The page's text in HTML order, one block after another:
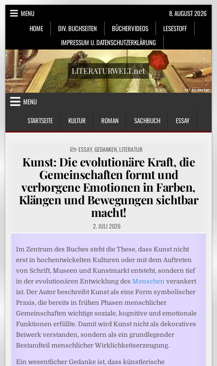
Skip
MENU
HOME
DIV. BUCHSEITEN BÜCHERVIDEOS
LESESTOFF
IMPRESSUM U. DATENSCHUTZERKLÄRUNG
8. AUGUST 2026
LITERATURWELT.net
MENU
STARTSEITE
KULTUR ROMAN SACHBUCH ESSAY
POSTED
IN
ESSAY,GEDANKEN,LITERATUR
Kunst: Die evolutionäre Kraft, die
Gemeinschaften formt und
verborgene Emotionen in Farben,
Klängen und Bewegungen sichtbar
macht!
2. JULI 2026
Im Zentrum des Buches steht die These, dass Kunst nicht
erst in hochentwickelten Kulturen oder mit dem Auftreten
von Schrift, Museen und Kunstmarkt entsteht, sondern tief
in der evolutionären Entwicklung des Menschen verankert
ist. Der Autor beschreibt Kunst als eine Form symbolischer
Praxis, die bereits in frühen Phasen menschlicher
Gemeinschaften wichtige soziale, kognitive und emotionale
Funktionen erfüllte. Damit wird Kunst nicht als dekoratives
Beiwerk verstanden, sondern als ein grundlegender
Bestandteil menschlicher Wirklichkeitserzeugung.
Ein wesentlicher Gedanke ist, dass künstlerische